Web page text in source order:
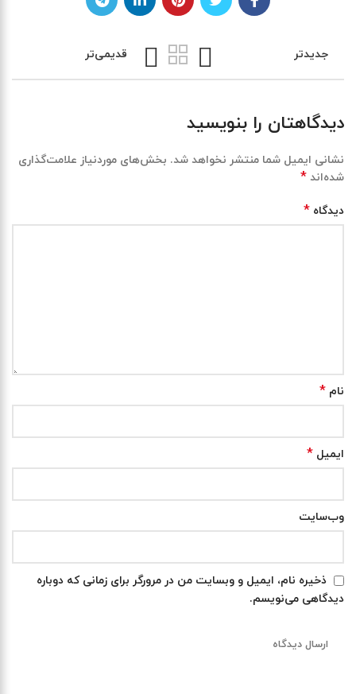
جدیدتر قدیمی‌تر
دیدگاهتان را بنویسید
نشانی ایمیل شما منتشر نخواهد شد. بخش‌های موردنیاز علامت‌گذاری
شده‌اند *
دیدگاه *
نام *
ایمیل *
وب‌سایت
ذخیره نام، ایمیل و وبسایت من در مرورگر برای زمانی که دوباره
دیدگاهی می‌نویسم.